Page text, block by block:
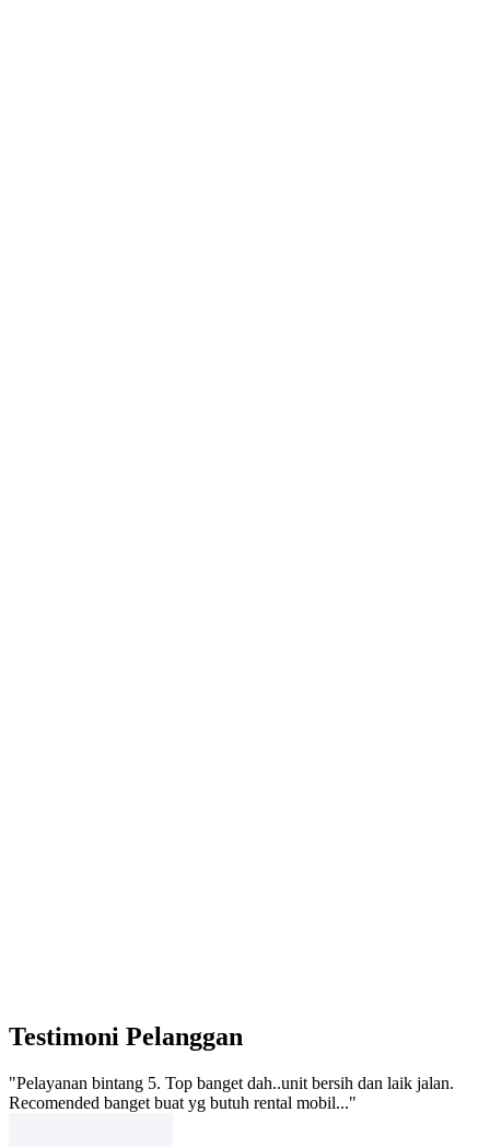
Testimoni Pelanggan
"Pelayanan bintang 5. Top banget dah..unit bersih dan laik jalan.
Recomended banget buat yg butuh rental mobil..."